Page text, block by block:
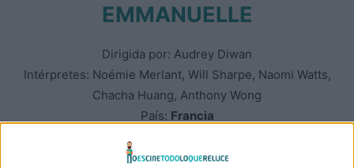
EMMANUELLE
Dirigida por: Audrey Diwan
Intérpretes: Noémie Merlant, Will Sharpe, Naomi Watts,
Chacha Huang, Anthony Wong
País: Francia